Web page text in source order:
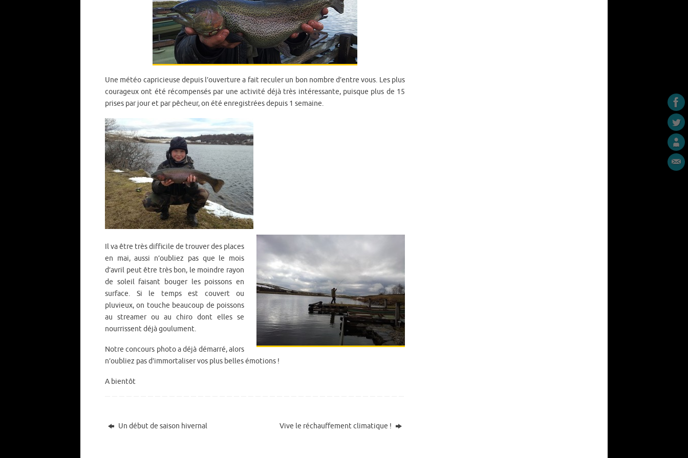
Une météo capricieuse depuis l’ouverture a fait reculer un bon nombre d’entre vous. Les plus
courageux ont été récompensés par une activité déjà très intéressante, puisque plus de 15
prises par jour et par pêcheur, on été enregistrées depuis 1 semaine.
Il va être très difficile de trouver des places
en mai, aussi n’oubliez pas que le mois
d’avril peut être très bon, le moindre rayon
de soleil faisant bouger les poissons en
surface. Si le temps est couvert ou
pluvieux, on touche beaucoup de poissons
au streamer ou au chiro dont elles se
nourrissent déjà goulument.
Notre concours photo a déjà démarré, alors
n’oubliez pas d’immortaliser vos plus belles émotions !
A bientôt
Un début de saison hivernal Vive le réchauffement climatique !